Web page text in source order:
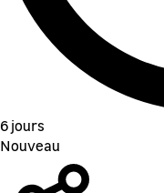
6 jours
Nouveau